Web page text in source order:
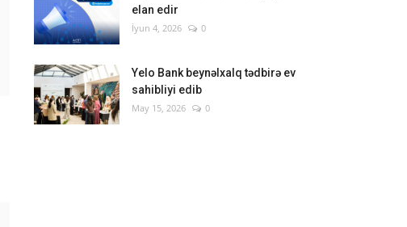
elan edir
İyun 4, 2026 0
Yelo Bank beynəlxalq tədbirə ev
sahibliyi edib
May 15, 2026 0